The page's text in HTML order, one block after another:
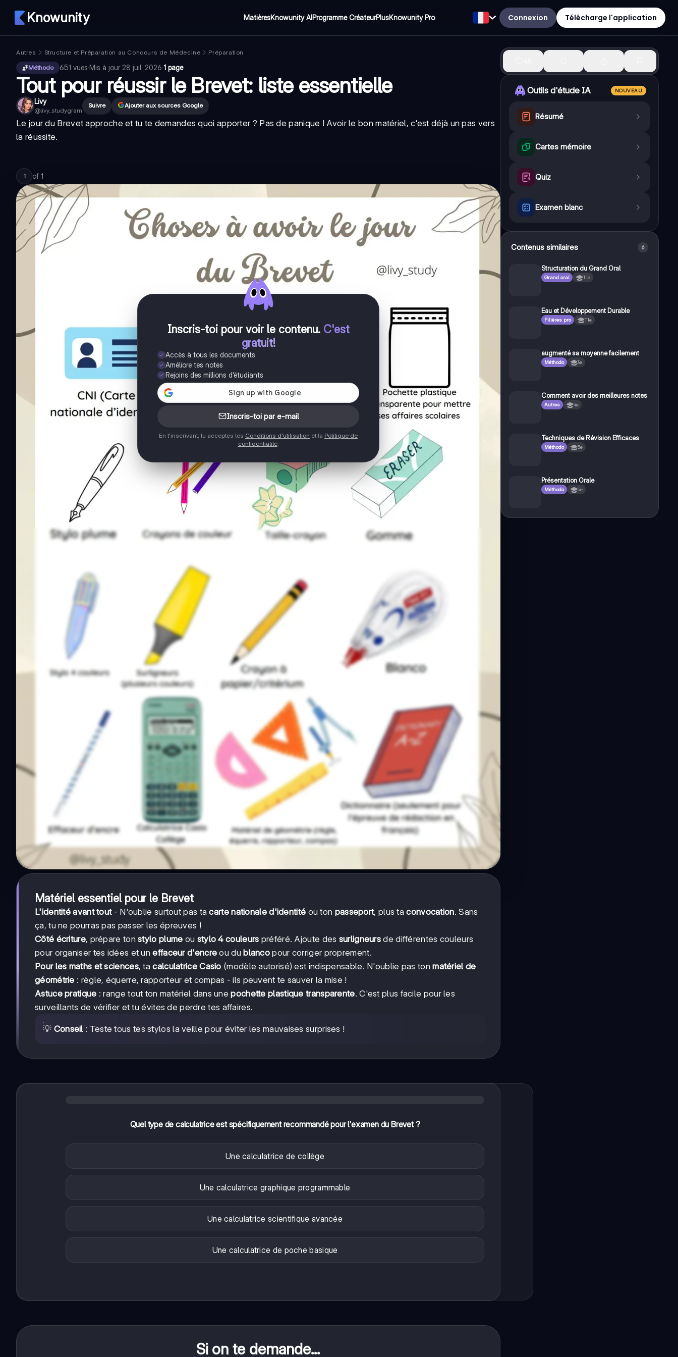
Knowunity MatièresKnowunity AIProgramme CréateurPlusKnowunity Pro Connexion Télécharge l'application
Autres Structure et Préparation au Concours de Médecine
Préparation
Méthodo
651 vues·Mis à jour 28 juil. 2026·1 page
Tout pour réussir le Brevet: liste essentielle
Livy
@livy_studygram
Suivre Ajouter aux sources Google
Le jour du Brevet approche et tu te demandes quoi apporter ? Pas de panique ! Avoir le bon matériel, c'est déjà un pas vers
la réussite.
1 of 1
Inscris-toi pour voir le contenu. C'est
gratuit!
Accès à tous les documents
Améliore tes notes
Rejoins des millions d'étudiants
Inscris-toi par e-mail
En t'inscrivant, tu acceptes les Conditions d'utilisation et la Politique de
confidentialité.
Matériel essentiel pour le Brevet
L'identité avant tout- N'oublie surtout pas tacarte nationale d'identité ou ton passeport, plus taconvocation. Sans
ça, tu ne pourras pas passer les épreuves !
Côté écriture, prépare tonstylo plume ou stylo 4 couleurs préféré. Ajoute des surligneurs de différentes couleurs
pour organiser tes idées et uneffaceur d'encre ou du blanco pour corriger proprement.
Pour les maths et sciences, tacalculatrice Casio (modèle autorisé) est indispensable. N'oublie pas tonmatériel de
géométrie : règle, équerre, rapporteur et compas - ils peuvent te sauver la mise !
Astuce pratique : range tout ton matériel dans unepochette plastique transparente. C'est plus facile pour les
surveillants de vérifier et tu évites de perdre tes affaires.
💡 Conseil : Teste tous tes stylos la veille pour éviter les mauvaises surprises !
Quel type de calculatrice est spécifiquement recommandé pour l'examen du Brevet ?
Une calculatrice de collège
Une calculatrice graphique programmable
Une calculatrice scientifique avancée
Une calculatrice de poche basique
Si on te demande...
Outils d'étude IA NOUVEAU
Résumé
Cartes mémoire
Quiz
Examen blanc
Contenus similaires 6
Structuration du Grand Oral
Grand oral Tle
Eau et Développement Durable
Filières pro Tle
augmenté sa moyenne facilement
Méthodo 3e
Comment avoir des meilleures notes
Autres 4e
Techniques de Révision Efficaces
Méthodo 5e
Présentation Orale
Méthodo 5e